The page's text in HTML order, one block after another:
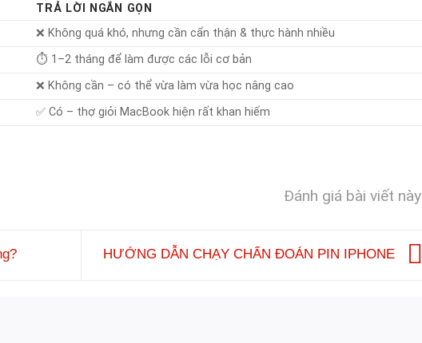
TRẢ LỜI NGẮN GỌN
❌ Không quá khó, nhưng cần cẩn thận & thực hành nhiều
⏱ 1–2 tháng để làm được các lỗi cơ bản
❌ Không cần – có thể vừa làm vừa học nâng cao
✅ Có – thợ giỏi MacBook hiện rất khan hiếm
Đánh giá bài viết này
HƯỚNG DẪN CHẠY CHẨN ĐOÁN PIN IPHONE